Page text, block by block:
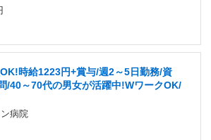
時給1223円+賞与/週2～5日勤務/資
/40～70代の男女が活躍中!WワークOK/
病院